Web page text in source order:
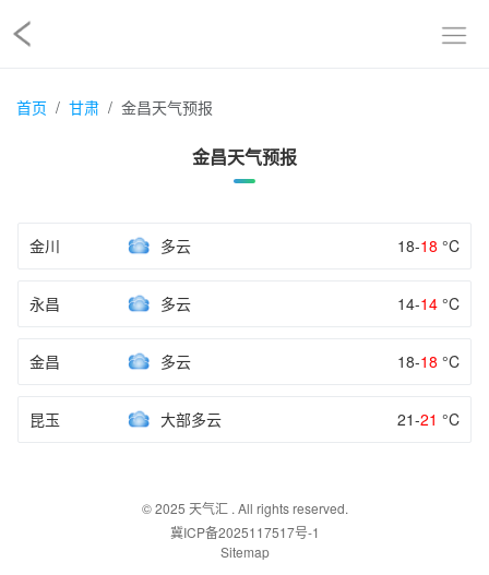
首页 甘肃 金昌天气预报
金昌天气预报
金川 多云 18-18 °C
永昌 多云 14-14 °C
金昌 多云 18-18 °C
昆玉 大部多云 21-21 °C
© 2025 天气汇. All rights reserved.
冀ICP备2025117517号-1
Sitemap